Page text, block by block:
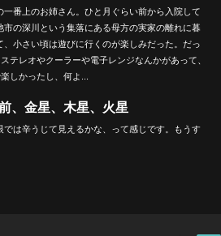
一番上のお姉さん。ひと月ぐらい前から入院して
市の深川という集落にある母方の実家の離れに暮
、小さい頃は遊びに行くのが楽しみだった。だっ
テレオやクーラーや電子レンジなんかがあって、
しかったし、何よ...
、金星、木星、火星
では辛うじて見えるかな、って感じです。もうす